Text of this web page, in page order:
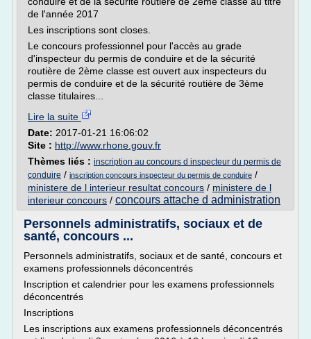
de l'année 2017
Les inscriptions sont closes.
Le concours professionnel pour l'accès au grade
d'inspecteur du permis de conduire et de la sécurité
routière de 2ème classe est ouvert aux inspecteurs du
permis de conduire et de la sécurité routière de 3ème
classe titulaires...
Lire la suite
Date: 2017-01-21 16:06:02
Site : http://www.rhone.gouv.fr
Thèmes liés : inscription au concours d inspecteur du permis de
conduire / inscription concours inspecteur du permis de conduire /
ministere de l interieur resultat concours / ministere de l
interieur concours / concours attache d administration
Personnels administratifs, sociaux et de
santé, concours ...
Personnels administratifs, sociaux et de santé, concours et
examens professionnels déconcentrés
Inscription et calendrier pour les examens professionnels
déconcentrés
Inscriptions
Les inscriptions aux examens professionnels déconcentrés